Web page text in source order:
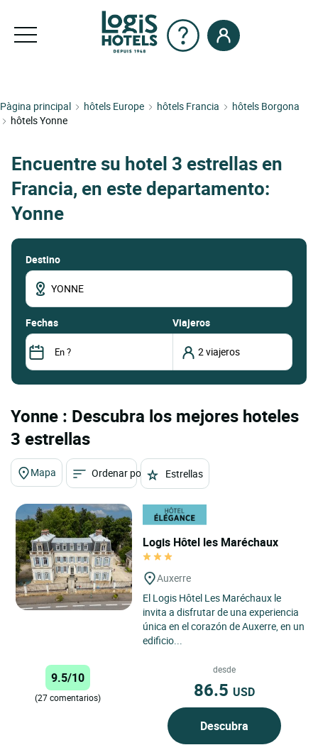
Pàgina principal hôtels Europe hôtels Francia
hôtels Borgona
hôtels Yonne
Encuentre su hotel 3 estrellas en
Francia, en este departamento:
Yonne
Destino
fechas Viajeros
Yonne : Descubra los mejores hoteles
3 estrellas
Mapa Ordenar por Estrellas
Logis Hôtel les Maréchaux
Auxerre
El Logis Hôtel Les Maréchaux le
invita a disfrutar de una experiencia
única en el corazón de Auxerre, en un
edificio...
9.5/10
(27 comentarios)
desde
86.5 USD
Descubra